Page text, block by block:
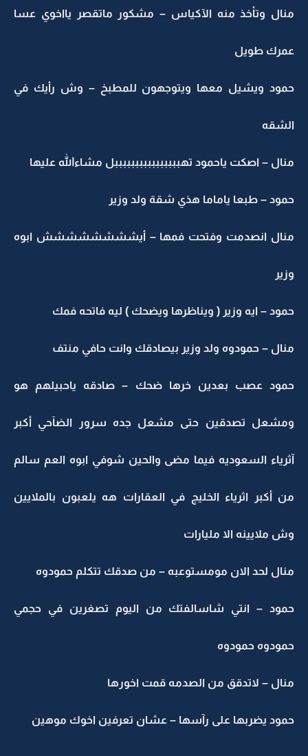
منال وتأخذ منه الآكياس – مشكور ماتقصر يااخوي عسا
عمرك طويل
حمود ويشيل معها ويتوجهون للمطبخ – وش رأيك في
الشقه
منال – اصكت ياحمود تهببببببببببببببببل مشاءالله عليها
حمود – طبعا ياماما هذي شقة ولد وزير
منال انصدمت وفتحت فمها – أيشششششششش ابوه
وزير
حمود – ايه وزير ( ويناظرها ويضحك ) ليه فاتحه فمك
منال – حمودوه ولد وزير بيصادقك وانت حافي منتف
حمود عصب بعدين خرها ضحك – صادقه ياحبيلهم هو
ومشعل تصدقين حتى مشعل جده سرور الضآحي أكبر
آثرياء السعوديه فيما مضى والحين شوفي ابوه العم سالم
من أكبر اثرياء الخليج في العقارات هه يلعبون بالملايين
وش ملايينه الا مليارات
منال لحد الان مومستوعبه – من صدقك تتكلم حمودوه
حمود – انتي شاسالفتك من اليوم تصغرين في حجمي
حمودوه حمودوه
منال – لاتدقق من الصدمه قمت اخورها
حمود يضربها على رآسها – عشان تعرفين اخوك موهين